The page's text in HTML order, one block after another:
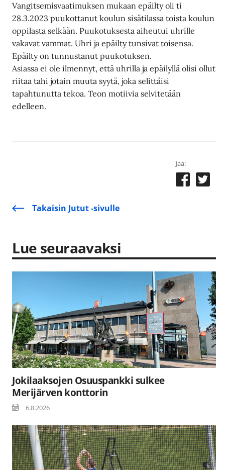
Vangitsemisvaatimuksen mukaan epäilty oli ti
28.3.2023 puukottanut koulun sisätilassa toista koulun
oppilasta selkään. Puukotuksesta aiheutui uhrille
vakavat vammat. Uhri ja epäilty tunsivat toisensa.
Epäilty on tunnustanut puukotuksen.
Asiassa ei ole ilmennyt, että uhrilla ja epäilyllä olisi ollut
riitaa tahi jotain muuta syytä, joka selittäisi
tapahtunutta tekoa. Teon motiivia selvitetään
edelleen.
Jaa:
Takaisin Jutut -sivulle
Lue seuraavaksi
Jokilaaksojen Osuuspankki sulkee
Merijärven konttorin
6.8.2026